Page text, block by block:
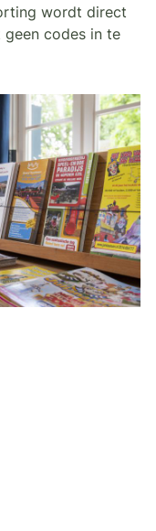
wordt direct
codes in te